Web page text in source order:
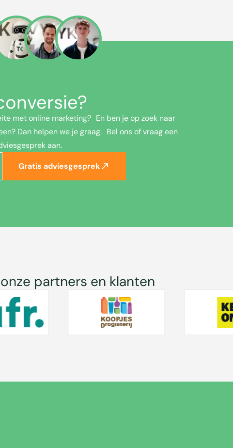
met online marketing? En ben je op zoek naar
Dan helpen we je graag. Bel ons of vraag een
aan.
Gratis adviesgesprek
partners en klanten